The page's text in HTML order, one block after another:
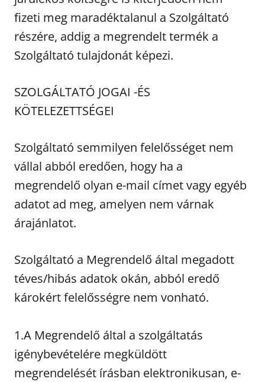
fizeti meg maradéktalanul a Szolgáltató
részére, addig a megrendelt termék a
Szolgáltató tulajdonát képezi.
SZOLGÁLTATÓ JOGAI -ÉS
KÖTELEZETTSÉGEI
Szolgáltató semmilyen felelősséget nem
vállal abból eredően, hogy ha a
megrendelő olyan e-mail címet vagy egyéb
adatot ad meg, amelyen nem várnak
árajánlatot.
Szolgáltató a Megrendelő által megadott
téves/hibás adatok okán, abból eredő
károkért felelősségre nem vonható.
1.A Megrendelő által a szolgáltatás
igénybevételére megküldött
megrendelését írásban elektronikusan, e-